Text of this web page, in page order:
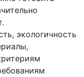
экологичность